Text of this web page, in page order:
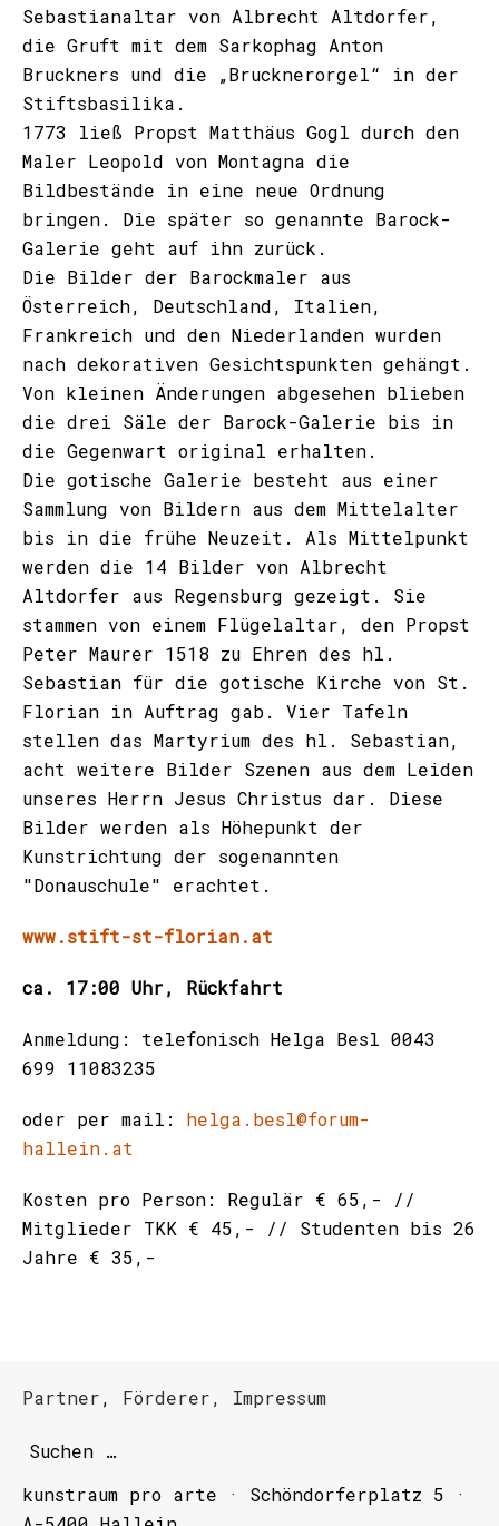
Sebastianaltar von Albrecht Altdorfer,
die Gruft mit dem Sarkophag Anton
Bruckners und die „Brucknerorgel“ in der
Stiftsbasilika.
1773 ließ Propst Matthäus Gogl durch den
Maler Leopold von Montagna die
Bildbestände in eine neue Ordnung
bringen. Die später so genannte Barock-
Galerie geht auf ihn zurück.
Die Bilder der Barockmaler aus
Österreich, Deutschland, Italien,
Frankreich und den Niederlanden wurden
nach dekorativen Gesichtspunkten gehängt.
Von kleinen Änderungen abgesehen blieben
die drei Säle der Barock-Galerie bis in
die Gegenwart original erhalten.
Die gotische Galerie besteht aus einer
Sammlung von Bildern aus dem Mittelalter
bis in die frühe Neuzeit. Als Mittelpunkt
werden die 14 Bilder von Albrecht
Altdorfer aus Regensburg gezeigt. Sie
stammen von einem Flügelaltar, den Propst
Peter Maurer 1518 zu Ehren des hl.
Sebastian für die gotische Kirche von St.
Florian in Auftrag gab. Vier Tafeln
stellen das Martyrium des hl. Sebastian,
acht weitere Bilder Szenen aus dem Leiden
unseres Herrn Jesus Christus dar. Diese
Bilder werden als Höhepunkt der
Kunstrichtung der sogenannten
"Donauschule" erachtet.
www.stift-st-florian.at
ca. 17:00 Uhr, Rückfahrt
Anmeldung:
telefonisch Helga Besl 0043
699 11083235
oder per mail:
helga.besl@forum-
hallein.at
Kosten pro Person:
Regulär € 65,- //
Mitglieder TKK € 45,- // Studenten bis 26
Jahre € 35,-
Partner, Förderer, Impressum
kunstraum pro arte · Schöndorferplatz 5 ·